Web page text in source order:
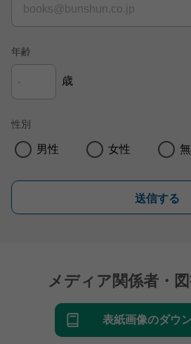
年齢
歳
性別
男性 女性
送信する
メディア関係者・
表紙画像のダウ